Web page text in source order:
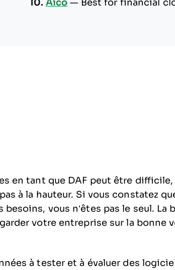
10. Aico — Best for financial
en tant que DAF peut être
à la hauteur. Si vous constatez
besoins, vous n’êtes pas le seul.
votre entreprise sur la bonne
à tester et à évaluer des